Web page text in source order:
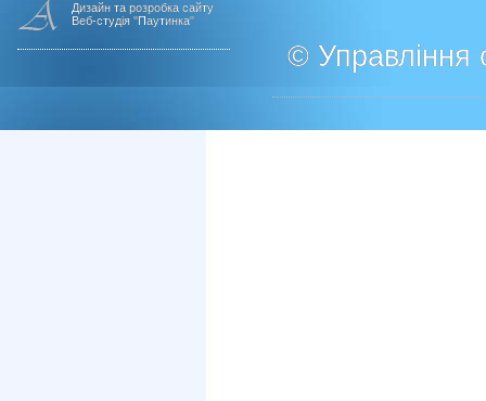
Дизайн та розробка сайту
Веб-студія "Паутинка"
© Управління